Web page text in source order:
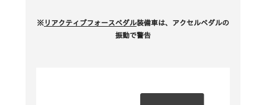
※リアクティブフォースペダル装備車は、アクセルペダルの
振動で警告